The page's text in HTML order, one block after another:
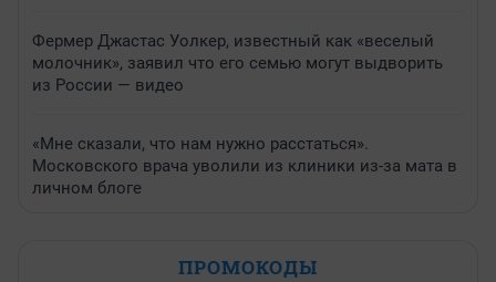
Фермер Джастас Уолкер, известный как «веселый
молочник», заявил что его семью могут выдворить
из России — видео
«Мне сказали, что нам нужно расстаться».
Московского врача уволили из клиники из-за мата в
личном блоге
ПРОМОКОДЫ